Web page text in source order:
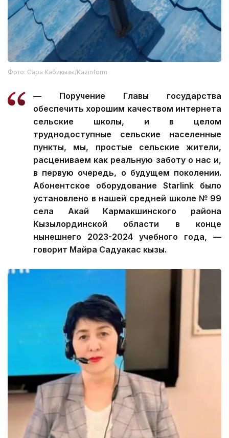
Фото: Сара Кабикызы/Kazinform
— Поручение Главы государства
обеспечить хорошим качеством интернета
сельские школы, и в целом
труднодоступные сельские населенные
пункты, мы, простые сельские жители,
расцениваем как реальную заботу о нас и,
в первую очередь, о будущем поколении.
Абонентское оборудование Starlink было
установлено в нашей средней школе № 99
села Акай Кармакшинского района
Кызылординской области в конце
нынешнего 2023-2024 учебного года, —
говорит Майра Садуакас кызы.